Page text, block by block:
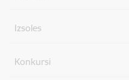
Izsoles
Konkursi